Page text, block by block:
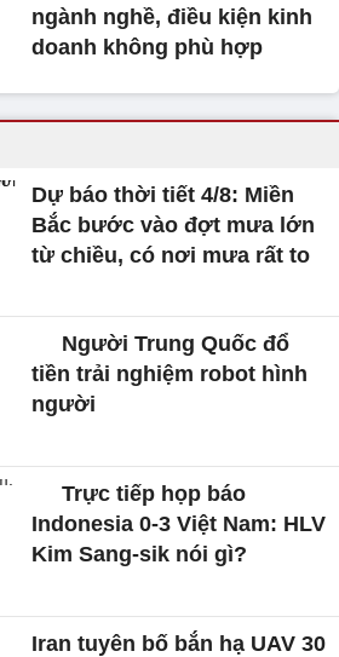
ngành nghề, điều kiện kinh
doanh không phù hợp
Dự báo thời tiết 4/8: Miền
Bắc bước vào đợt mưa lớn
từ chiều, có nơi mưa rất to
Người Trung Quốc đổ
tiền trải nghiệm robot hình
người
Trực tiếp họp báo
Indonesia 0-3 Việt Nam: HLV
Kim Sang-sik nói gì?
Iran tuyên bố bắn hạ UAV 30